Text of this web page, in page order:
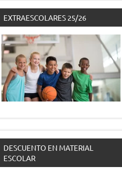
EXTRAESCOLARES 25/26
DESCUENTO EN MATERIAL
ESCOLAR